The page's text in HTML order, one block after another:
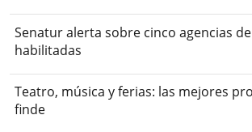
Senatur alerta sobre cinco agencias
habilitadas
Teatro, música y ferias: las mejores
finde